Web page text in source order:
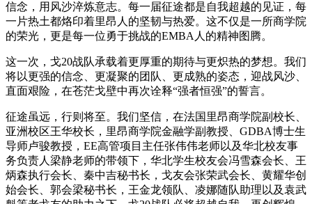
信念，用风沙淬炼意志。每一届征途都是自我超越的见证，每
一片热土都烙印着里昂人的坚韧与热爱。这不仅是一所商学院
的荣光，更是每一位勇于挑战的EMBA人的精神图腾。
这一次，戈20战队承载着更厚重的期待与更炽热的梦想。我们
将以更强的信念、更凝聚的团队、更成熟的姿态，迎战风沙、
直面艰险，在苍茫戈壁中再次诠释“强者恒强”的誓言。
征途虽远，行则将至。我们坚信，在法国里昂商学院副校长、
亚洲校区王华校长，里昂商学院金融学副教授、GDBA博士生
导师卢骏教授，EE高管项目主任张伟伟老师以及华北校友事
务负责人梁静老师的带领下，华北学生校友会冯雪森会长、王
炳森执行会长、秦中吉秘书长，戈友会张荣武会长、黄耀华创
始会长、郭会梁秘书长，王金龙领队、凌娜随队助理以及袁武